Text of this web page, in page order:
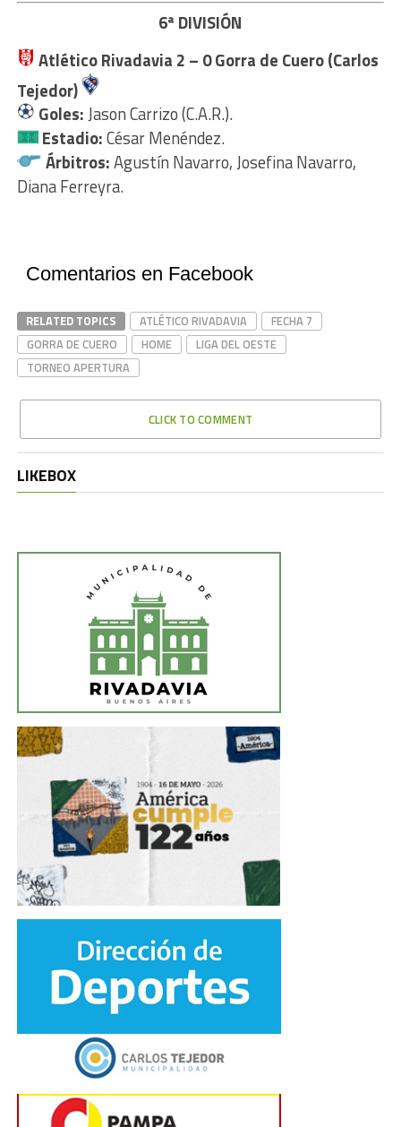
6ª DIVISIÓN
Atlético Rivadavia 2 – 0Gorra de Cuero (Carlos
Tejedor)
Goles:Jason Carrizo (C.A.R.).
Estadio:César Menéndez.
Árbitros:Agustín Navarro, Josefina Navarro,
Diana Ferreyra.
Comentarios en Facebook
RELATED TOPICS ATLÉTICO RIVADAVIA
FECHA 7
GORRA DE CUERO
HOME
LIGA DEL OESTE
TORNEO APERTURA
CLICK TO COMMENT
LIKEBOX